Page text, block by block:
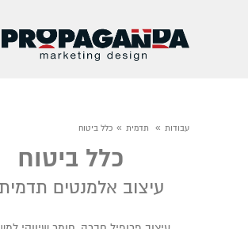
עבודות » תדמית » כלל ביטוח
כלל ביטוח
עיצוב אלמנטים